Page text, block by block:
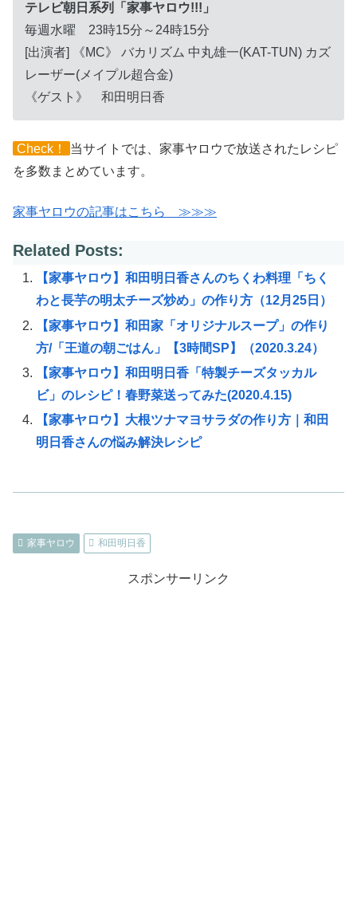
テレビ朝日系列「家事ヤロウ!!!」
毎週水曜 23時15分～24時15分
[出演者] 《MC》 バカリズム 中丸雄一(KAT-TUN) カズ
レーザー(メイプル超合金)
《ゲスト》 和田明日香
Check！
当サイトでは、家事ヤロウで放送されたレシピ
を多数まとめています。
家事ヤロウの記事はこちら ≫≫≫
Related Posts:
【家事ヤロウ】和田明日香さんのちくわ料理「ちく
わと長芋の明太チーズ炒め」の作り方（12月25日）
【家事ヤロウ】和田家「オリジナルスープ」の作り
方/「王道の朝ごはん」【3時間SP】（2020.3.24）
【家事ヤロウ】和田明日香「特製チーズタッカル
ビ」のレシピ！春野菜送ってみた(2020.4.15)
【家事ヤロウ】大根ツナマヨサラダの作り方｜和田
明日香さんの悩み解決レシピ
家事ヤロウ 和田明日香
スポンサーリンク